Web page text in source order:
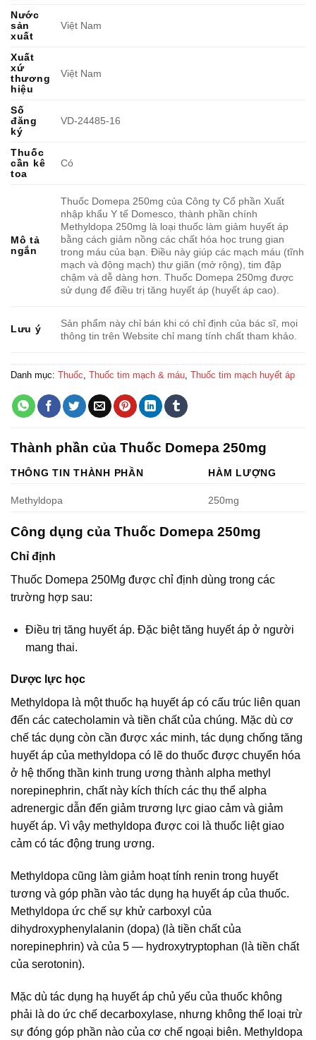
Nước
sản
xuất
Việt Nam
Xuất
xứ
thương
hiệu
Việt Nam
Số
đăng
ký
VD-24485-16
Thuốc
cần kê
toa
Có
Mô tả
ngắn
Thuốc Domepa 250mg của Công ty Cổ phần Xuất
nhập khẩu Y tế Domesco, thành phần chính
Methyldopa 250mg là loại thuốc làm giảm huyết áp
bằng cách giảm nồng các chất hóa học trung gian
trong máu của bạn. Điều này giúp các mạch máu (tĩnh
mạch và động mạch) thư giãn (mở rộng), tim đập
chậm và dễ dàng hơn. Thuốc Domepa 250mg được
sử dụng để điều trị tăng huyết áp (huyết áp cao).
Lưu ý
Sản phẩm này chỉ bán khi có chỉ định của bác sĩ, mọi
thông tin trên Website chỉ mang tính chất tham khảo.
Danh mục: Thuốc Thuốc tim mạch & máu Thuốc tim mạch huyết áp
Thành phần của Thuốc Domepa 250mg
THÔNG TIN THÀNH PHẦN HÀM LƯỢNG
Methyldopa 250mg
Công dụng của Thuốc Domepa 250mg
Chỉ định
Thuốc Domepa 250Mg được chỉ định dùng trong các
trường hợp sau:
Điều trị tăng huyết áp. Đặc biệt tăng huyết áp ở người
mang thai.
Dược lực học
Methyldopa là một thuốc hạ huyết áp có cấu trúc liên quan
đến các catecholamin và tiền chất của chúng. Mặc dù cơ
chế tác dụng còn cần được xác minh, tác dụng chống tăng
huyết áp của methyldopa có lẽ do thuốc được chuyển hóa
ở hệ thống thần kinh trung ương thành alpha methyl
norepinephrin, chất này kích thích các thụ thể alpha
adrenergic dẫn đến giảm trương lực giao cảm và giảm
huyết áp. Vì vậy methyldopa được coi là thuốc liệt giao
cảm có tác động trung ương.
Methyldopa cũng làm giảm hoạt tính renin trong huyết
tương và góp phần vào tác dụng hạ huyết áp của thuốc.
Methyldopa ức chế sự khử carboxyl của
dihydroxyphenylalanin (dopa) (là tiền chất của
norepinephrin) và của 5 — hydroxytryptophan (là tiền chất
của serotonin).
Mặc dù tác dụng hạ huyết áp chủ yếu của thuốc không
phải là do ức chế decarboxylase, nhưng không thể loại trừ
sự đóng góp phần nào của cơ chế ngoại biên. Methyldopa